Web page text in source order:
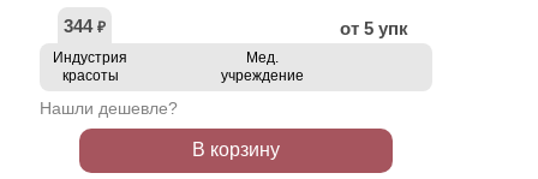
344 ₽ от 5 упк
Индустрия
красоты
Мед.
учреждение
Нашли дешевле?
В корзину